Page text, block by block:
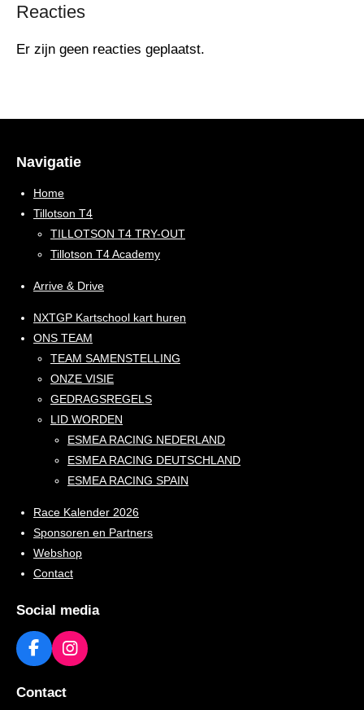
Reacties
Er zijn geen reacties geplaatst.
Navigatie
Home
Tillotson T4
TILLOTSON T4 TRY-OUT
Tillotson T4 Academy
Arrive & Drive
NXTGP Kartschool kart huren
ONS TEAM
TEAM SAMENSTELLING
ONZE VISIE
GEDRAGSREGELS
LID WORDEN
ESMEA RACING NEDERLAND
ESMEA RACING DEUTSCHLAND
ESMEA RACING SPAIN
Race Kalender 2026
Sponsoren en Partners
Webshop
Contact
Social media
F
a
c
I
n
Contact